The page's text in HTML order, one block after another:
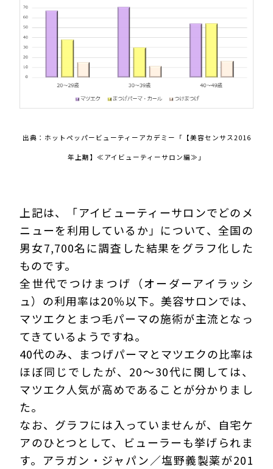
出典：ホットペッパービューティーアカデミー「【美容センサス2016
年上期】≪アイビューティーサロン編≫」
上記は、「アイビューティーサロンでどのメ
ニューを利用しているか」について、全国の
男女7,700名に調査した結果をグラフ化した
ものです。
全世代でつけまつげ（オーダーアイラッシ
ュ）の利用率は20％以下。美容サロンでは、
マツエクとまつ毛パーマの施術が主流となっ
てきているようですね。
40代のみ、まつげパーマとマツエクの比率は
ほぼ同じでしたが、20～30代に関しては、
マツエク人気が高めであることが分かりまし
た。
なお、グラフには入っていませんが、自宅ケ
アのひとつとして、ビューラーも挙げられま
す。アラガン・ジャパン／塩野義製薬が201